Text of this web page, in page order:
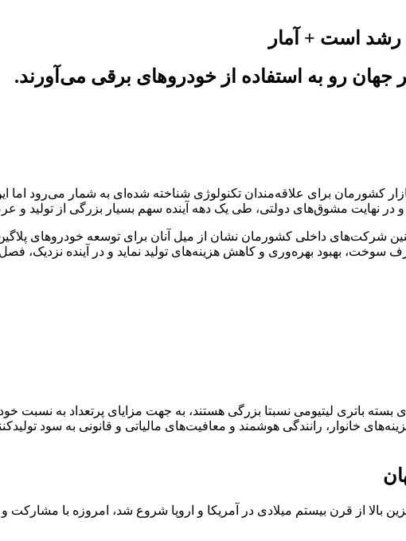
رشد است + آمار
رو به استفاده از خودروهای برقی می‌آورند.
عرضه تیگو 8 و تیگو 7 پرو پلاگین هیبرید به بازار کشورمان برای علاقه‌مندان تکنولوژی شناخته
مشوق‌های دولتی، طی یک دهه آینده سهم بسیار بزرگی از تولید و
شرکت‌های داخلی کشورمان نشان از میل آنان برای توسعه خودروهای پلاگین
بهبود بهره‌وری و کاهش هزینه‌های تولید نماید و در آینده نزدیک، فصل
بسته باتری لیتیومی نسبتا بزرگی هستند، به جهت مزایای پرتعداد به
خانوار، رانندگی هوشمند و معافیت‌های مالیاتی و قانونی به سود
بالا از قرن بیستم میلادی در آمریکا و اروپا شروع شد، امروزه با مشارکت